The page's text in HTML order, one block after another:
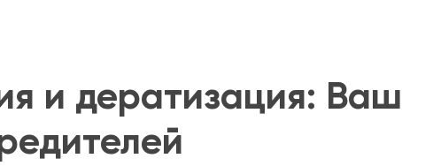
и дератизация: Ваш